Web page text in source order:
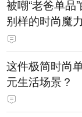
被嘲“老爸单品
别样的时尚魔力
这件极简时尚
元生活场景？